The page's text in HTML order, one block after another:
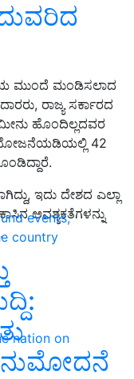
events,
country
nation on
ಮುಂದೆ ಮಂಡಿಸಲಾದ
ರಾಜ್ಯ ಸರ್ಕಾರದ
ಹೊಂದಿಲ್ಲದವರ
ಯೋಜನೆಯಡಿಯಲ್ಲಿ 42
ಇದು ದೇಶದ ಎಲ್ಲಾ
ಅವಶ್ಯಕತೆಗಳನ್ನು